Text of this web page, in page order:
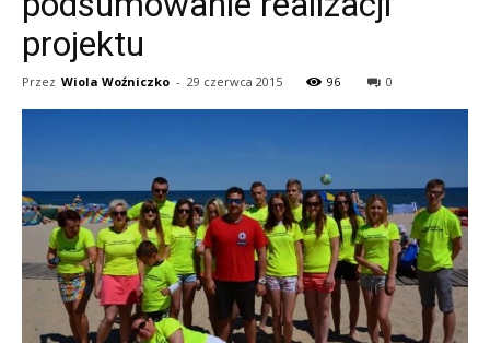
projektu
Przez Wiola Woźniczko - 29 czerwca 2015 96 0